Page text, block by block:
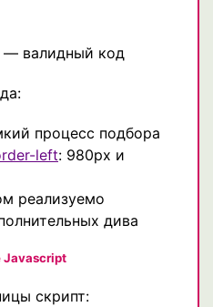
— валидный код
процесс подбора
left: 980px и
реализуемо
дива
Javascript
скрипт: